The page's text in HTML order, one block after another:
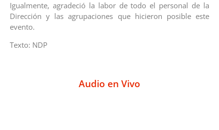
Igualmente, agradeció la labor de todo el personal de la
Dirección y las agrupaciones que hicieron posible este
evento.
Texto: NDP
Audio en Vivo